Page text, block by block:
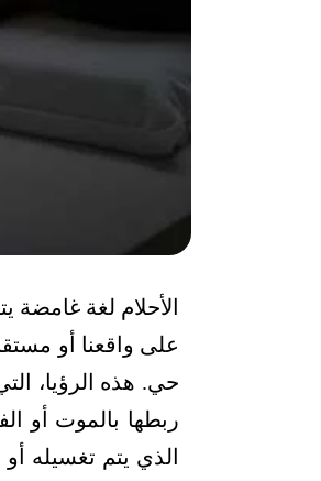
الأحلام لغة
على واقعنا أو
حي. هذه الرؤيا،
ربطها بالموت أو
الذي يتم تغسيله